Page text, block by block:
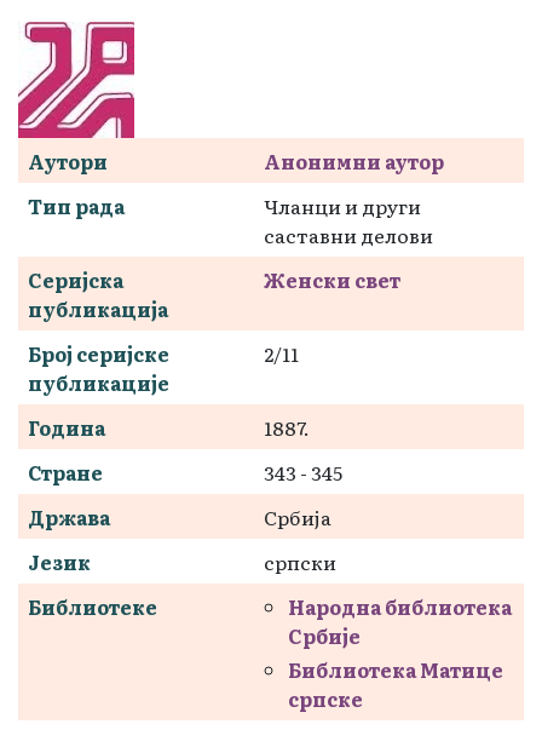
Аутори
Анонимни аутор
Тип рада
Чланци и други
саставни делови
Серијска
публикација
Женски свет
Број серијске
публикације
2/11
Година
1887.
Стране
343 - 345
Држава
Србија
Језик
српски
Библиотеке
Народна библиотека
Србије
Библиотека Матице
српске